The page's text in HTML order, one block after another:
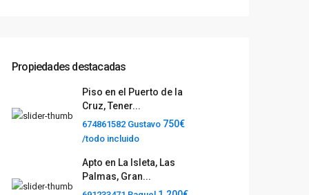
Propiedades destacadas
Piso en el Puerto de la
Cruz, Tener...
674861582 Gustavo 750€
/todo incluido
Apto en La Isleta, Las
Palmas, Gran...